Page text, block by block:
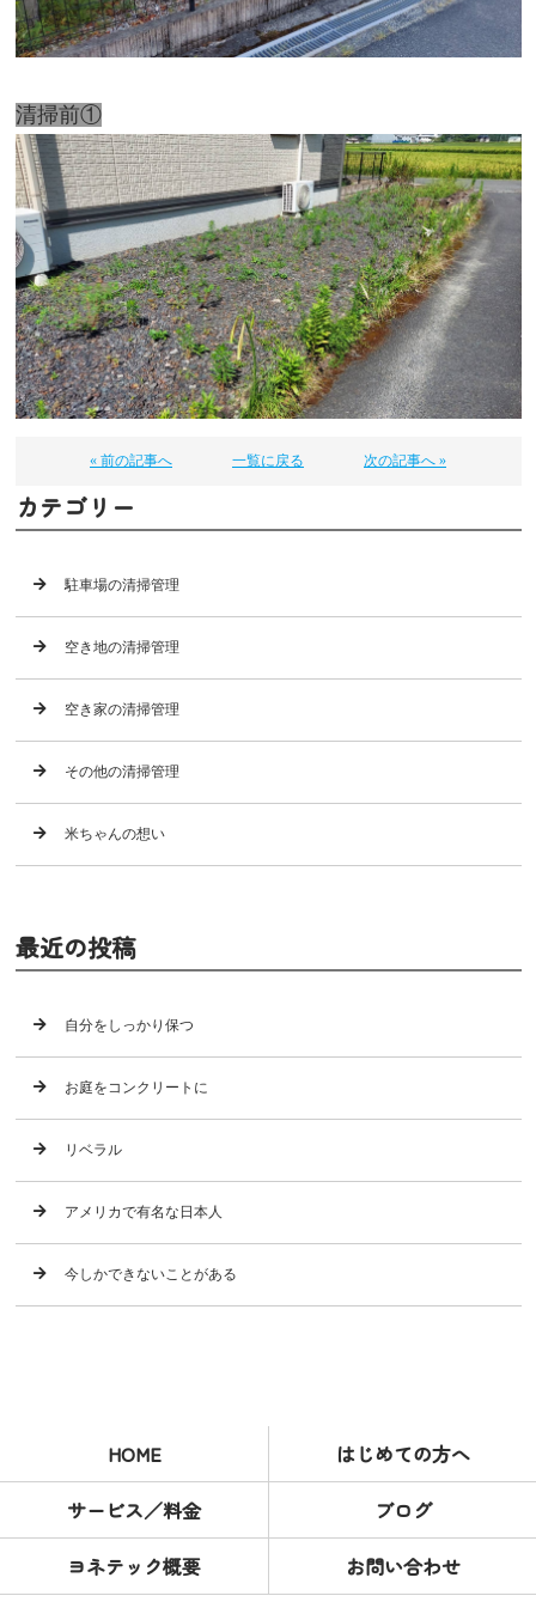
清掃前①
« 前の記事へ 一覧に戻る 次の記事へ »
カテゴリー
駐車場の清掃管理
空き地の清掃管理
空き家の清掃管理
その他の清掃管理
米ちゃんの想い
最近の投稿
自分をしっかり保つ
お庭をコンクリートに
リベラル
アメリカで有名な日本人
今しかできないことがある
HOME
はじめての方へ
サービス／料金
ブログ
ヨネテック概要
お問い合わせ